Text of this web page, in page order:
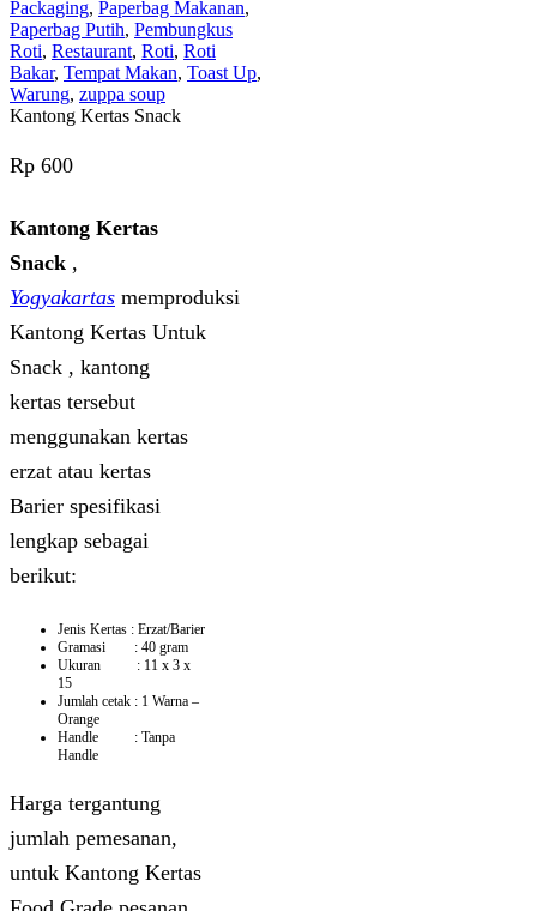
Packaging, Paperbag Makanan,
Paperbag Putih, Pembungkus
Roti, Restaurant, Roti, Roti
Bakar, Tempat Makan, Toast Up,
Warung, zuppa soup
Kantong Kertas Snack
Rp 600
Kantong Kertas
Snack ,
Yogyakartas memproduksi
Kantong Kertas Untuk
Snack , kantong
kertas tersebut
menggunakan kertas
erzat atau kertas
Barier spesifikasi
lengkap sebagai
berikut:
Jenis Kertas : Erzat/Barier
Gramasi : 40 gram
Ukuran : 11 x 3 x
15
Jumlah cetak : 1 Warna –
Orange
Handle : Tanpa
Handle
Harga tergantung
jumlah pemesanan,
untuk Kantong Kertas